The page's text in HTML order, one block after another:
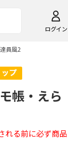
ログイン
員風2
帳・えら
れる前に必ず商品